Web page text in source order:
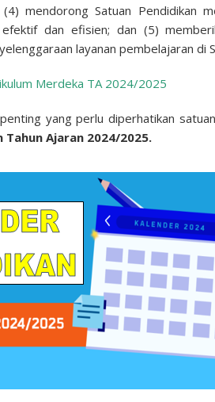
mendorong Satuan Pendidikan
efektif dan efisien; dan (5)
layanan pembelajaran di
Merdeka TA 2024/2025
yang perlu diperhatikan
Tahun Ajaran 2024/2025.